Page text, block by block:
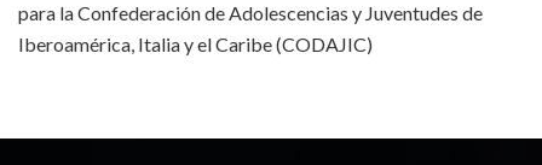
para la Confederación de Adolescencias y Juventudes de
Iberoamérica, Italia y el Caribe (CODAJIC)